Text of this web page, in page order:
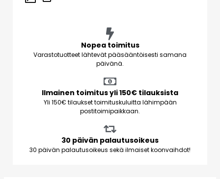
Nopea toimitus
Varastotuotteet lähtevät pääsääntöisesti samana
päivänä.
Ilmainen toimitus yli 150€ tilauksista
Yli 150€ tilaukset toimituskuluitta lähimpään
postitoimipaikkaan.
30 päivän palautusoikeus
30 päivän palautusoikeus sekä ilmaiset koonvaihdot!